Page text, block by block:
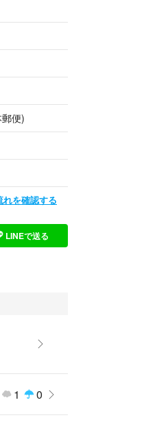
便)
れを確認する
LINEで送る
1 0